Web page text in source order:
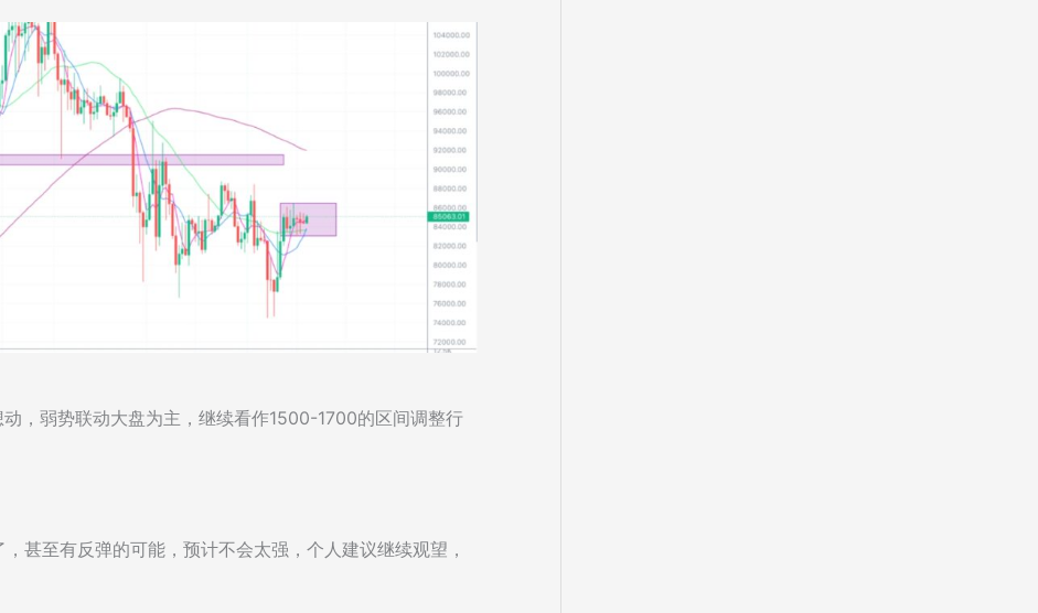
，弱势联动大盘为主，继续看作1500-1700的区间调整行
甚至有反弹的可能，预计不会太强，个人建议继续观望，